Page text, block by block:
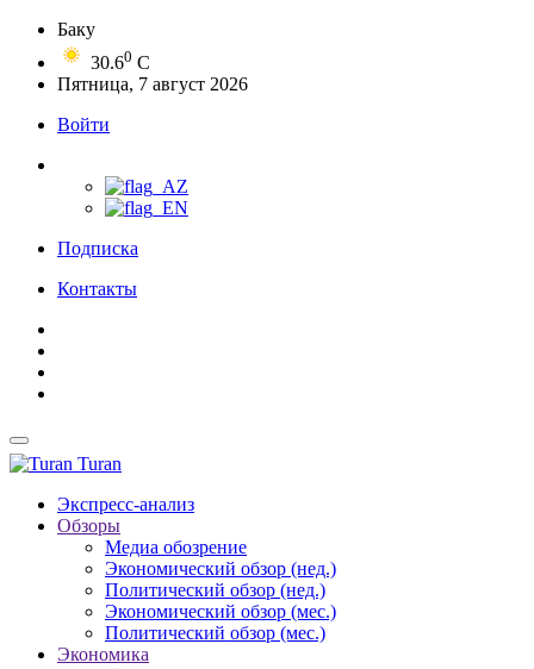
Баку
30.60 C
Пятница, 7 август 2026
Войти
Подписка
Контакты
Turan
Экспресс-анализ
Обзоры
Медиа обозрение
Экономический обзор (нед.)
Политический обзор (нед.)
Экономический обзор (мес.)
Политический обзор (мес.)
Экономика